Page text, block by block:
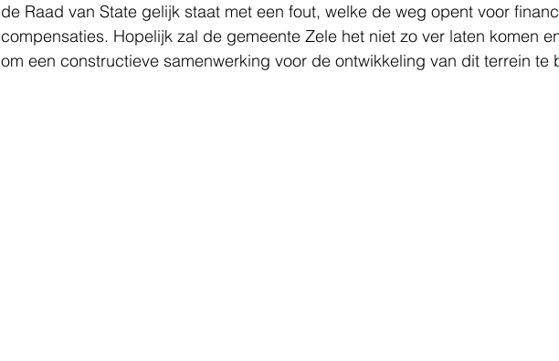
de Raad van State gelijk staat met een fout, welke de weg opent voor
compensaties. Hopelijk zal de gemeente Zele het niet zo ver laten komen
om een constructieve samenwerking voor de ontwikkeling van dit terrein te